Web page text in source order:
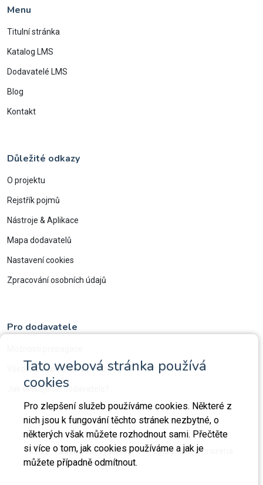
Tato webová stránka používá
cookies
Pro zlepšení služeb používáme cookies. Některé z
nich jsou k fungování těchto stránek nezbytné, o
některých však můžete rozhodnout sami. Přečtěte
si více o tom, jak cookies používáme a jak je
můžete případně odmítnout.
Menu
Titulní stránka
Katalog LMS
Dodavatelé LMS
Blog
Kontakt
Důležité odkazy
O projektu
Rejstřík pojmů
Nástroje & Aplikace
Mapa dodavatelů
Nastavení cookies
Zpracování osobních údajů
Pro dodavatele
Všeobecné obchodní podmínky
Jak ověřujeme dodavatele?
2026 Vzdělávací systémy. Všechna práva vyhrazena